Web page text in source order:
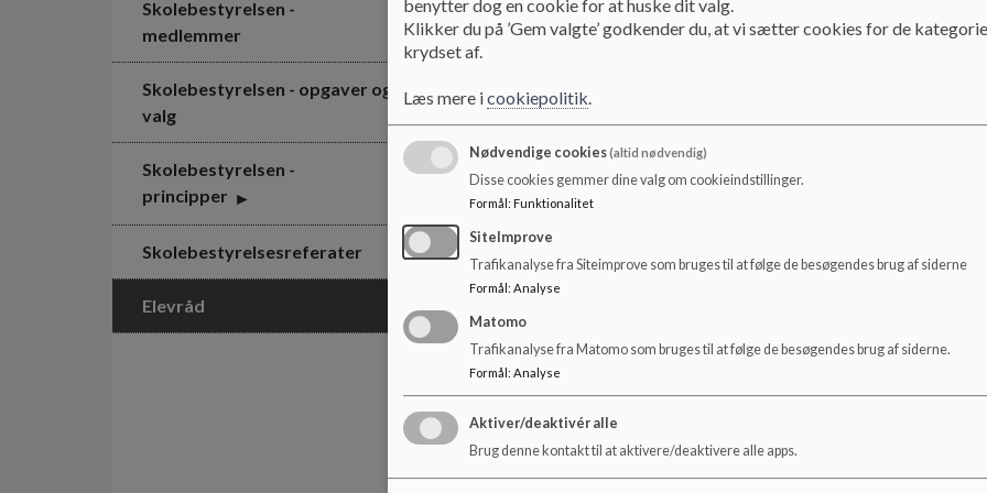
Skolebestyrelsen -
medlemmer
Skolebestyrelsen - opgaver og
valg
Skolebestyrelsen -
principper
Skolebestyrelsesreferater
Elevråd
Elevråd
Elevråd
Fredensborg Skole har elevråd på alle tre afdelinger.
hvordan det fungerer.
Medlemmerne af elevrådet vælges i klasserne i
med til at tage beslutninger om de områder, der
repræsenter fra hver klasse.
Elevrådet diskuterer alle sager af interesse for eleverne
besøg på skolen. Elevrådet giver også skolens ledelse
når der skal tages beslutninger.
To elever fra udskolingen deltager i skolebestyrelsens
ledelse og eleverne.
Der er i 2014 oprettet et fælleselevråd på tværs af
benytter dog en cookie for at huske dit valg.
Klikker du på ’Gem valgte’ godkender du, at vi sætter cookies for de
krydset af.
Læs mere icookiepolitik.
Nødvendige cookies(altid nødvendig)
Disse cookies gemmer dine valg om cookieindstillinger.
Formål : Funktionalitet
SiteImprove
Trafikanalyse fra Siteimprove som bruges til at følge de besøgendes brug af siderne
Formål : Analyse
Matomo
Trafikanalyse fra Matomo som bruges til at følge de besøgendes brug af siderne.
Formål: Analyse
Aktiver/deaktivér alle
Brug denne kontakt til at aktivere/deaktivere alle apps.